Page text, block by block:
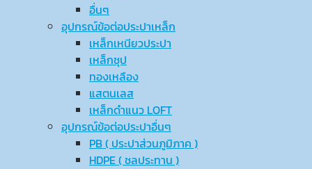
อื่นๆ
อุปกรณ์ข้อต่อประปาเหล็ก
เหล็กเหนียวประปา
เหล็กชุป
ทองเหลือง
แสตนเลส
เหล็กดำแนว LOFT
อุปกรณ์ข้อต่อประปาอื่นๆ
PB ( ประปาส่วนภูมิภาค )
HDPE ( ชลประทาน )